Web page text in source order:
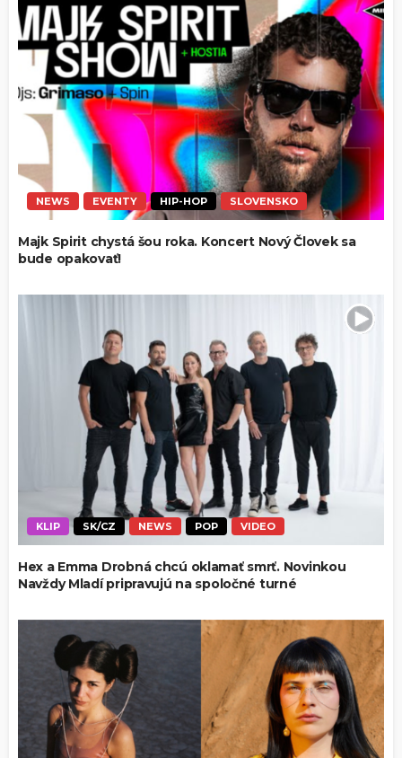
NEWS EVENTY HIP-HOP SLOVENSKO
Majk Spirit chystá šou roka. Koncert Nový Človek sa
bude opakovať!
KLIP SK/CZ NEWS POP VIDEO
Hex a Emma Drobná chcú oklamať smrť. Novinkou
Navždy Mladí pripravujú na spoločné turné